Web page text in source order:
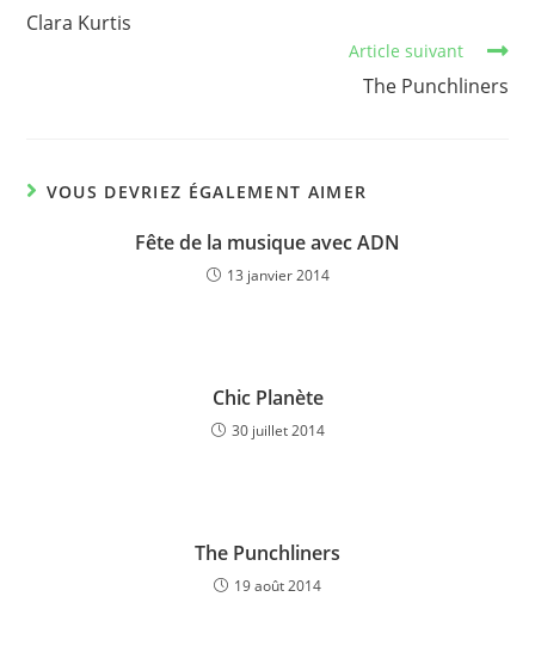
Clara Kurtis
Article suivant
The Punchliners
VOUS DEVRIEZ ÉGALEMENT AIMER
Fête de la musique avec ADN
13 janvier 2014
Chic Planète
30 juillet 2014
The Punchliners
19 août 2014